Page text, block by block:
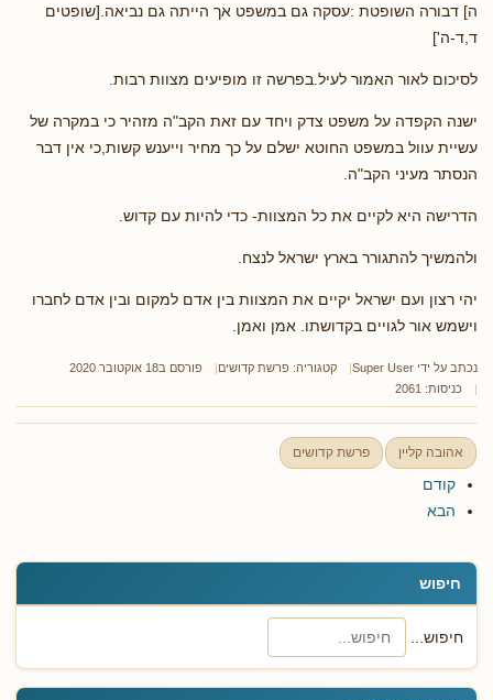
חיפוש
חיפוש...
ה] דבורה השופטת :עסקה גם במשפט אך הייתה גם נביאה.[שופטים
ד,ד-ה']
לסיכום לאור האמור לעיל.בפרשה זו מופיעים מצוות רבות.
ישנה הקפדה על משפט צדק ויחד עם זאת הקב"ה מזהיר כי במקרה של
עשיית עוול במשפט החוטא ישלם על כך מחיר וייענש קשות,כי אין דבר
הנסתר מעיני הקב"ה.
הדרישה היא לקיים את כל המצוות- כדי להיות עם קדוש.
ולהמשיך להתגורר בארץ ישראל לנצח.
יהי רצון ועם ישראל יקיים את המצוות בין אדם למקום ובין אדם לחברו
וישמש אור לגויים בקדושתו. אמן ואמן.
נכתב על ידי Super User קטגוריה: פרשת קדושים
פורסם ב18 אוקטובר 2020
כניסות: 2061
אהובה קליין פרשת קדושים
קודם
הבא